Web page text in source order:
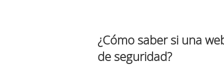
¿Cómo saber si una
de seguridad?